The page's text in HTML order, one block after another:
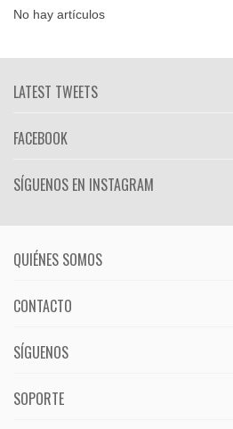
No hay artículos
LATEST TWEETS
FACEBOOK
SÍGUENOS EN INSTAGRAM
QUIÉNES SOMOS
CONTACTO
SÍGUENOS
SOPORTE